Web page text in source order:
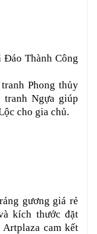
Đáo Thành Công
Phong thủy
Ngựa giúp
cho gia chủ.
gương giá rẻ
kích thước đặt
cam kết